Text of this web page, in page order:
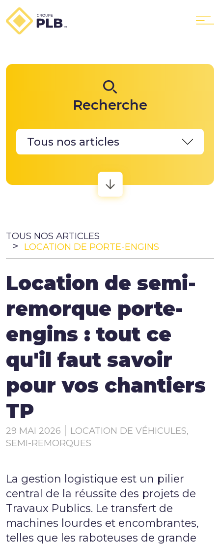
Le Groupe
PLB Environnement
PLB Sécurité
Actualités
Contact
Documentation
Le Mag technique
Recherche
TOUS NOS ARTICLES
LOCATION DE PORTE-ENGINS
Location de semi-
remorque porte-
engins : tout ce
qu'il faut savoir
pour vos chantiers
TP
29 MAI 2026 LOCATION DE VÉHICULES,
SEMI-REMORQUES
La gestion logistique est un pilier
central de la réussite des projets de
Travaux Publics. Le transfert de
machines lourdes et encombrantes,
telles que les raboteuses de grande